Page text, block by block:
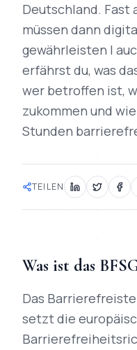
Deutschland. Fast
müssen dann
gewährleisten |
erfährst du, was
wer betroffen ist,
zukommen und
Stunden
TEILEN
Was ist das
Das
setzt die